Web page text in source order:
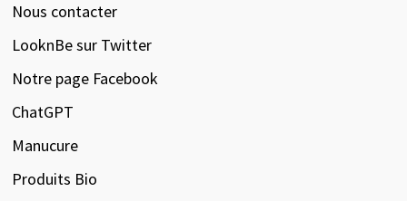
Nous contacter
LooknBe sur Twitter
Notre page Facebook
ChatGPT
Manucure
Produits Bio